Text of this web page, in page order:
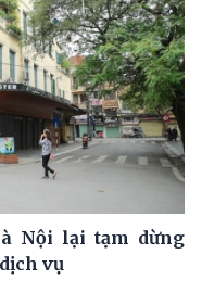
Nội lại tạm dừng
vụ